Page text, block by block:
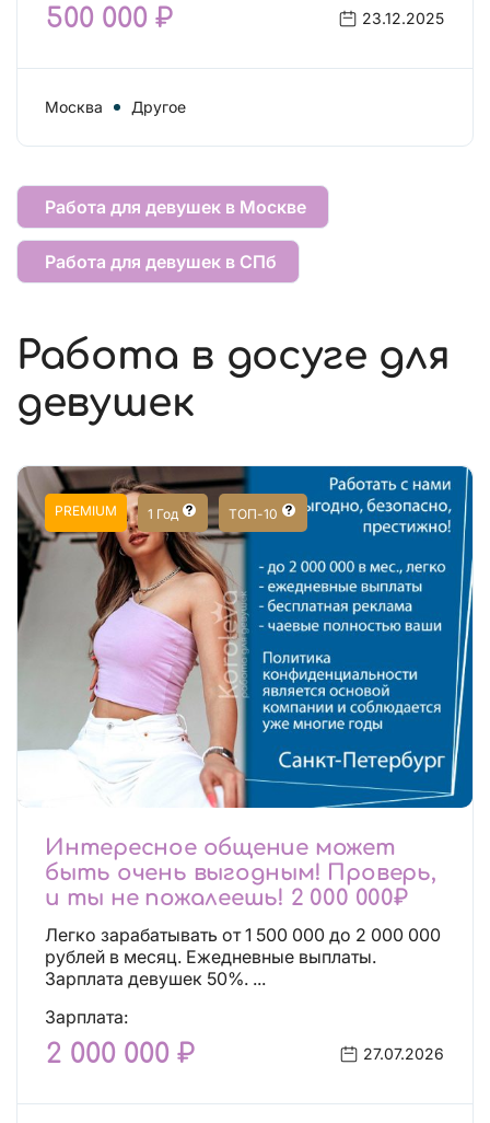
500 000 ₽ 23.12.2025
Москва Другое
Работа для девушек в Москве
Работа для девушек в СПб
Работа в досуге для
девушек
PREMIUM 1 Год ТОП-10
Интересное общение может
быть очень выгодным! Проверь,
и ты не пожалеешь! 2 000 000₽
Легко зарабатывать от 1 500 000 до 2 000 000
рублей в месяц. Ежедневные выплаты.
Зарплата девушек 50%. ...
Зарплата:
2 000 000 ₽ 27.07.2026